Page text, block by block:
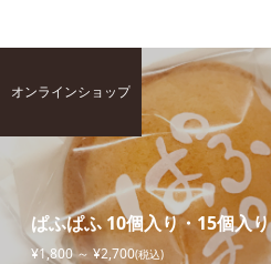
ぱふぱふ 10個入り・15個入り
¥1,800 ～ ¥2,700(税込)
オンラインショップ